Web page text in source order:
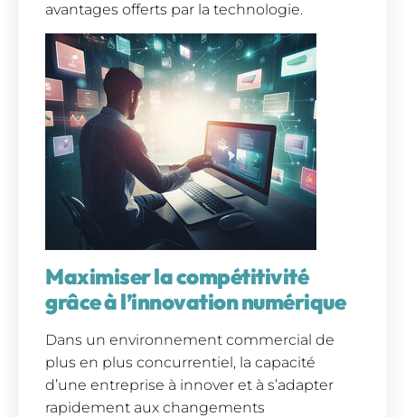
avantages offerts par la technologie.
Maximiser la compétitivité
grâce à l’innovation numérique
Dans un environnement commercial de
plus en plus concurrentiel, la capacité
d’une entreprise à innover et à s’adapter
rapidement aux changements